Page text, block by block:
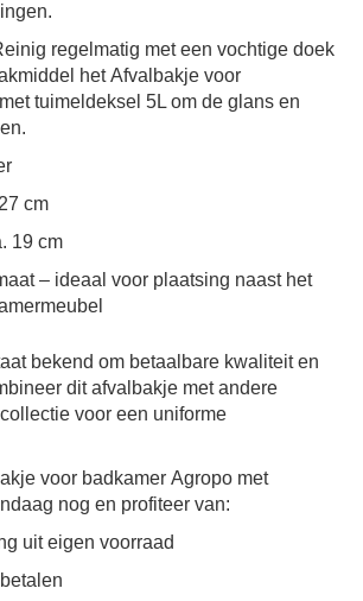
regelmatig met een vochtige doek
het Afvalbakje voor
tuimeldeksel 5L om de glans en
cm
19 cm
– ideaal voor plaatsing naast het
bekend om betaalbare kwaliteit en
dit afvalbakje met andere
voor een uniforme
voor badkamer Agropo met
nog en profiteer van:
uit eigen voorraad